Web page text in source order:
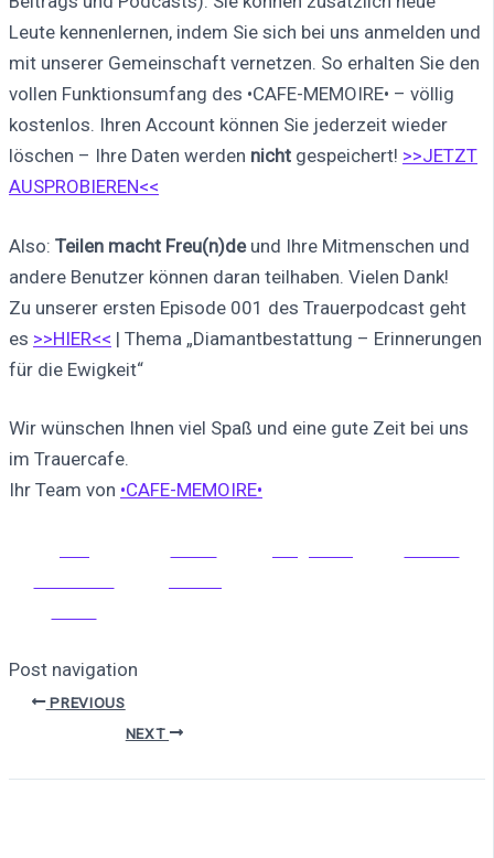
Leute kennenlernen, indem Sie sich bei uns anmelden und
mit unserer Gemeinschaft vernetzen. So erhalten Sie den
vollen Funktionsumfang des •CAFE-MEMOIRE• – völlig
kostenlos. Ihren Account können Sie jederzeit wieder
löschen – Ihre Daten werden nicht gespeichert! >>JETZT
AUSPROBIEREN<<
Also: Teilen macht Freu(n)deund Ihre Mitmenschen und
andere Benutzer können daran teilhaben. Vielen Dank!
Zu unserer ersten Episode 001 des Trauerpodcast geht
es >>HIER<< | Thema „Diamantbestattung – Erinnerungen
für die Ewigkeit“
Wir wünschen Ihnen viel Spaß und eine gute Zeit bei uns
im Trauercafe.
Ihr Team von •CAFE-MEMOIRE•
Post navigation
PREVIOUS
NEXT